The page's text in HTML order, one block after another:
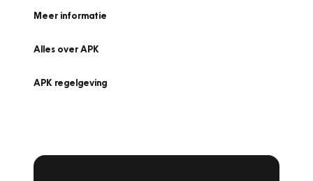
Meer informatie
Alles over APK
APK regelgeving